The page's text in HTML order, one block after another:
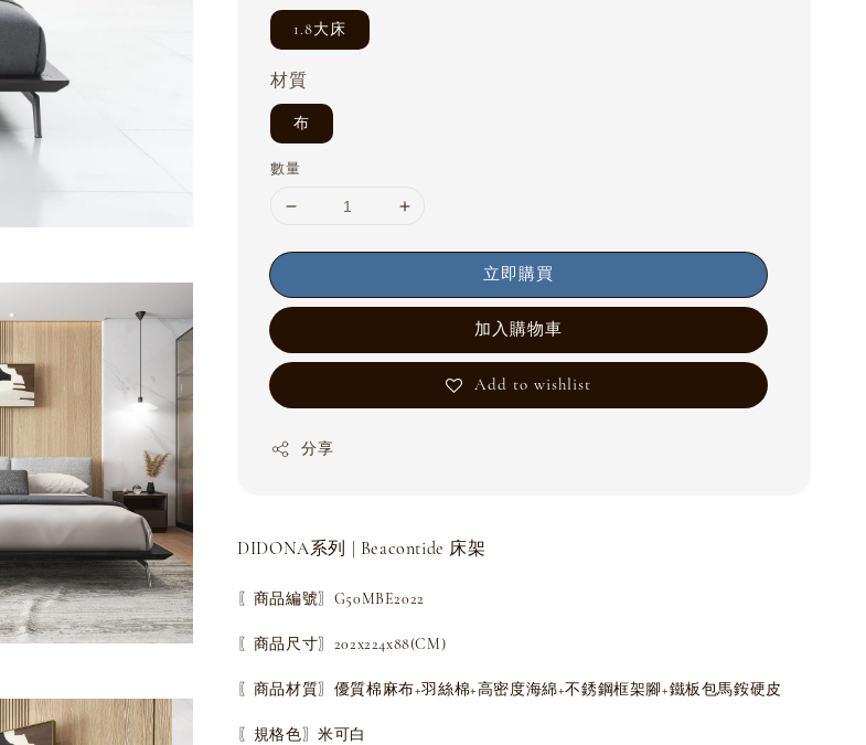
1.8大床
材質
布
數量
立即購買
加入購物車
Add to wishlist
分享
DIDONA系列 | Beacontide 床架
〖商品編號〗G50MBE2022
〖商品尺寸〗202x224x88(CM)
〖商品材質〗優質棉麻布+羽絲棉+高密度海綿+不銹鋼框架腳+鐵板包馬銨硬皮
〖規格色〗米可白